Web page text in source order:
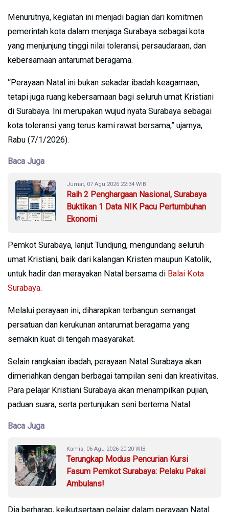
Menurutnya, kegiatan ini menjadi bagian dari komitmen
pemerintah kota dalam menjaga Surabaya sebagai kota
yang menjunjung tinggi nilai toleransi, persaudaraan, dan
kebersamaan antarumat beragama.
“Perayaan Natal ini bukan sekadar ibadah keagamaan,
tetapi juga ruang kebersamaan bagi seluruh umat Kristiani
di Surabaya. Ini merupakan wujud nyata Surabaya sebagai
kota toleransi yang terus kami rawat bersama,” ujarnya,
Rabu (7/1/2026).
Baca Juga
Jumat, 07 Agu 2026 22:34 WIB
Raih 2 Penghargaan Nasional, Surabaya
Buktikan 1 Data NIK Pacu Pertumbuhan
Ekonomi
Pemkot Surabaya, lanjut Tundjung, mengundang seluruh
umat Kristiani, baik dari kalangan Kristen maupun Katolik,
untuk hadir dan merayakan Natal bersama di Balai Kota
Surabaya.
Melalui perayaan ini, diharapkan terbangun semangat
persatuan dan kerukunan antarumat beragama yang
semakin kuat di tengah masyarakat.
Selain rangkaian ibadah, perayaan Natal Surabaya akan
dimeriahkan dengan berbagai tampilan seni dan kreativitas.
Para pelajar Kristiani Surabaya akan menampilkan pujian,
paduan suara, serta pertunjukan seni bertema Natal.
Baca Juga
Kamis, 06 Agu 2026 20:20 WIB
Terungkap Modus Pencurian Kursi
Fasum Pemkot Surabaya: Pelaku Pakai
Ambulans!
Dia berharap, keikutsertaan pelajar dalam perayaan Natal